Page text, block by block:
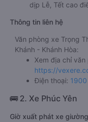
dịp Lễ, Tết cao
Thông tin liên hệ
Văn phòng xe Trọng
Khánh - Khánh Hòa:
Xem địa chỉ
https://
Điện thoại:
🚌 2. Xe Phúc Yên
Giờ xuất phát xe